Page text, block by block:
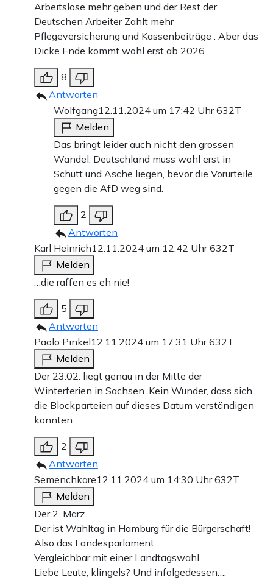
Arbeitslose mehr geben und der Rest der
Deutschen Arbeiter Zahlt mehr
Pflegeversicherung und Kassenbeiträge . Aber das
Dicke Ende kommt wohl erst ab 2026.
8
Antworten
Wolfgang12.11.2024 um 17:42 Uhr632T
Melden
Das bringt leider auch nicht den grossen
Wandel. Deutschland muss wohl erst in
Schutt und Asche liegen, bevor die Vorurteile
gegen die AfD weg sind.
2
Antworten
Karl Heinrich12.11.2024 um 12:42 Uhr632T
Melden
…die raffen es eh nie!
5
Antworten
Paolo Pinkel12.11.2024 um 17:31 Uhr632T
Melden
Der 23.02. liegt genau in der Mitte der
Winterferien in Sachsen. Kein Wunder, dass sich
die Blockparteien auf dieses Datum verständigen
konnten.
2
Antworten
Semenchkare12.11.2024 um 14:30 Uhr632T
Melden
Der 2. März.
Der ist Wahltag in Hamburg für die Bürgerschaft!
Also das Landesparlament.
Vergleichbar mit einer Landtagswahl.
Liebe Leute, klingels? Und infolgedessen….